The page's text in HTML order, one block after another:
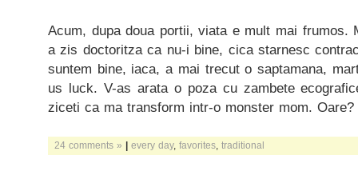
Acum, dupa doua portii, viata e mult mai frumos.
a zis doctoritza ca nu-i bine, cica starnesc
suntem bine, iaca, a mai trecut o saptamana,
us luck. V-as arata o poza cu zambete
ziceti ca ma transform intr-o monster mom. Oare?
24 comments » | every day, favorites traditional